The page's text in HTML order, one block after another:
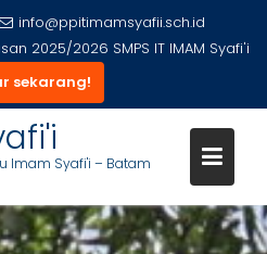
info@ppitimamsyafii.sch.id
2025/2026 SMPS IT IMAM Syafi'i
sekarang!
Imam Syafi'i – Batam